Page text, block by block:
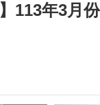
113年3月